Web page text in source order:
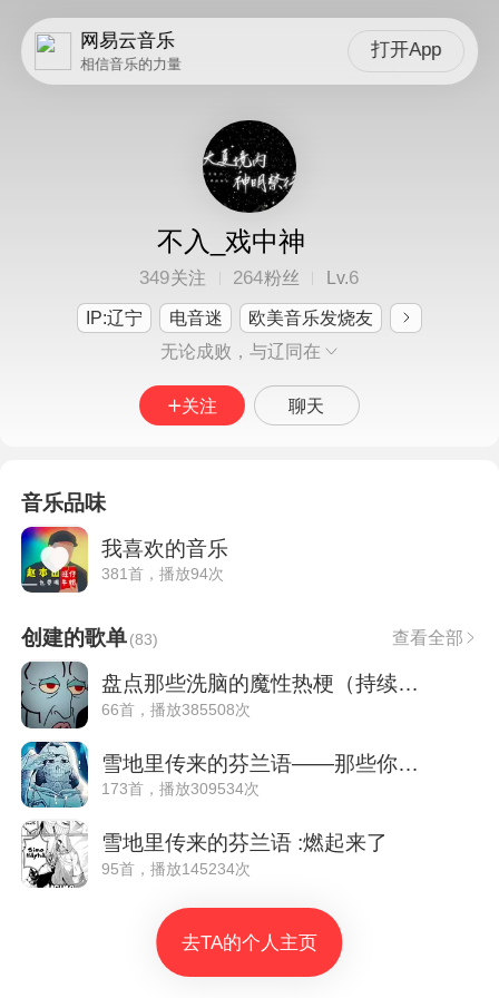
网易云音乐
相信音乐的力量
打开App
不入_戏中神
349关注 264粉丝 Lv.6
IP:辽宁 电音迷
欧美音乐发烧友
无论成败，与辽同在
关注 聊天
音乐品味
我喜欢的音乐
381首，播放94次
创建的歌单(83) 查看全部
盘点那些洗脑的魔性热梗（持续更新）
66首，播放385508次
雪地里传来的芬兰语——那些你不知道的歌曲
173首，播放309534次
雪地里传来的芬兰语 :燃起来了
95首，播放145234次
去TA的个人主页